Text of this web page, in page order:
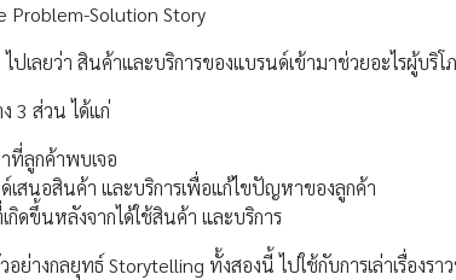
Problem-Solution Story
ปเลยว่า สินค้าและบริการของแบรนด์เข้ามาช่วยอะไรผู้บริโ
ง 3 ส่วน ได้แก่
ที่ลูกค้าพบเจอ
เสนอสินค้า และบริการเพื่อแก้ไขปัญหาของลูกค้า
ดขึ้นหลังจากได้ใช้สินค้า และบริการ
ย่างกลยุทธ์ Storytelling ทั้งสองนี้ ไปใช้กับการเล่าเรื่อง